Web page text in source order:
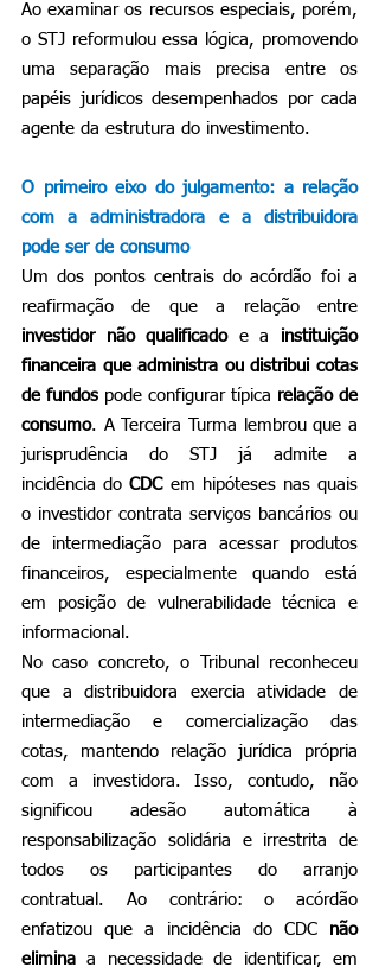
Ao examinar os recursos especiais, porém,
o STJ reformulou essa lógica, promovendo
uma separação mais precisa entre os
papéis jurídicos desempenhados por cada
agente da estrutura do investimento.
O primeiro eixo do julgamento: a relação
com a administradora e a distribuidora
pode ser de consumo
Um dos pontos centrais do acórdão foi a
investidor não qualificado e a instituição
financeira que administra ou distribui cotas
de fundos pode configurar típica relação de
consumo. A Terceira Turma lembrou que a
jurisprudência do STJ já admite a
incidência do CDC em hipóteses nas quais
o investidor contrata serviços bancários ou
de intermediação para acessar produtos
financeiros, especialmente quando está
em posição de vulnerabilidade técnica e
informacional.
No caso concreto, o Tribunal reconheceu
que a distribuidora exercia atividade de
intermediação e comercialização das
cotas, mantendo relação jurídica própria
com a investidora. Isso, contudo, não
significou adesão automática à
responsabilização solidária e irrestrita de
todos os participantes do arranjo
contratual. Ao contrário: o acórdão
enfatizou que a incidência do CDC não
elimina a necessidade de identificar, em